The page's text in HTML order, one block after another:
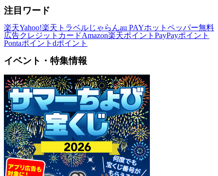
注目ワード
楽天Yahoo!楽天トラベルじゃらんau PAYホットペッパー無料
広告クレジットカードAmazon楽天ポイント PayPayポイント
Pontaポイント dポイント
イベント・特集情報